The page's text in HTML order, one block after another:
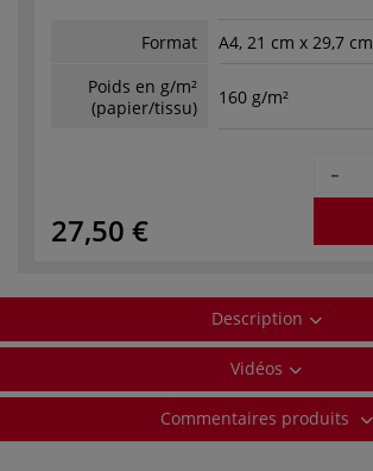
Format
A4, 21 cm x 29,7 cm
Poids en g/m²
(papier/tissu)
160 g/m²
27,50 €
-
Description
Vidéos
Commentaires produits